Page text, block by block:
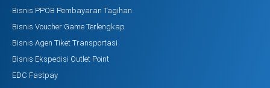
Bisnis PPOB Pembayaran Tagihan
Bisnis Voucher Game Terlengkap
Bisnis Agen Tiket Transportasi
Bisnis Ekspedisi Outlet Point
EDC Fastpay